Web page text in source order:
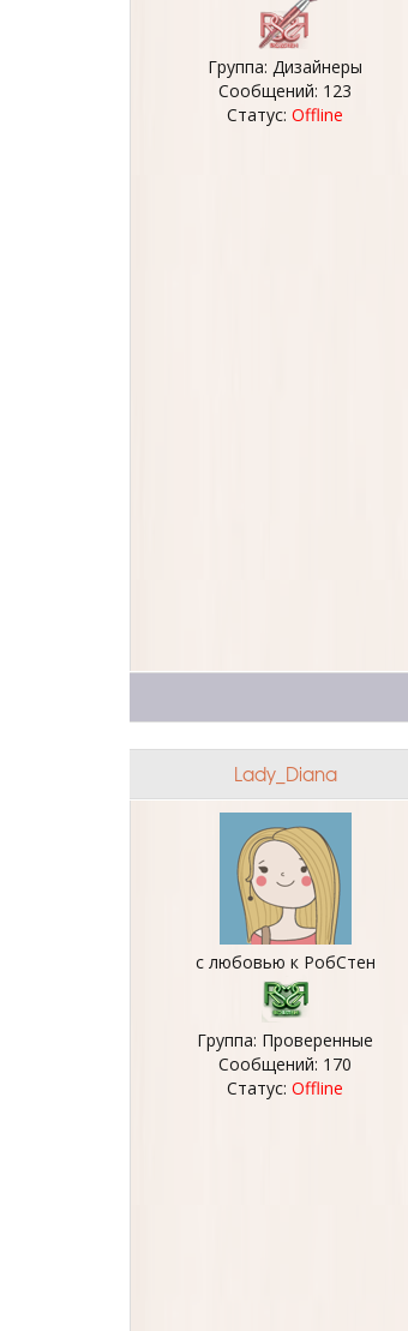
Группа: Дизайнеры
Сообщений: 123
Статус: Offline
Lady_Diana
с любовью к РобСтен
Группа: Проверенные
Сообщений: 170
Статус: Offline